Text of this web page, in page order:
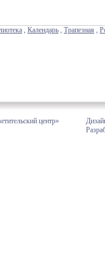
, Календарь , Трапезная ,
центр»